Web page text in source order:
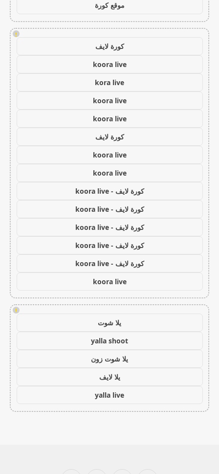
موقع كورة
!
كورة لايف
koora live
kora live
koora live
koora live
كورة لايف
koora live
koora live
كورة لايف - koora live
كورة لايف - koora live
كورة لايف - koora live
كورة لايف - koora live
كورة لايف - koora live
koora live
!
يلا شوت
yalla shoot
يلا شوت زون
يلا لايف
yalla live